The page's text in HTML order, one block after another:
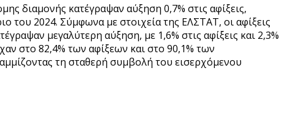
διαμονής κατέγραψαν αύξηση 0,7% στις αφίξεις,
του 2024. Σύμφωνα με στοιχεία της ΕΛΣΤΑΤ, οι αφίξεις
μεγαλύτερη αύξηση, με 1,6% στις αφίξεις και 2,3%
στο 82,4% των αφίξεων και στο 90,1% των
τη σταθερή συμβολή του εισερχόμενου